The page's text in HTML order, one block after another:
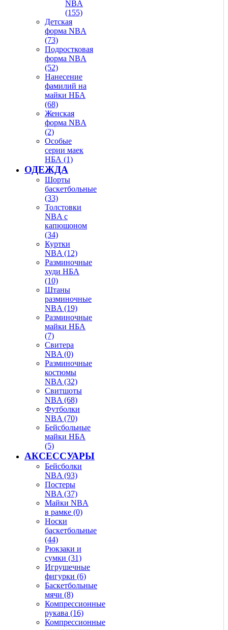
NBA
(155)
Детская
форма NBA
(73)
Подростковая
форма NBA
(52)
Нанесение
фамилий на
майки НБА
(68)
Женская
форма NBA
(2)
Особые
серии маек
НБА (1)
ОДЕЖДА
Шорты
баскетбольные
(33)
Толстовки
NBA с
капюшоном
(34)
Куртки
NBA (12)
Разминочные
худи НБА
(10)
Штаны
разминочные
NBA (19)
Разминочные
майки НБА
(7)
Свитера
NBA (0)
Разминочные
костюмы
NBA (32)
Свитшоты
NBA (68)
Футболки
NBA (70)
Бейсбольные
майки НБА
(5)
АКСЕССУАРЫ
Бейсболки
NBA (93)
Постеры
NBA (37)
Майки NBA
в рамке (0)
Носки
баскетбольные
(44)
Рюкзаки и
сумки (31)
Игрушечные
фигурки (6)
Баскетбольные
мячи (8)
Компрессионные
рукава (16)
Компрессионные